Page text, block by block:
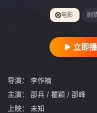
电影 剧
立即
导演：
李作楠
主演：
邵兵 / 瞿颖 / 邵峰
上映：
未知